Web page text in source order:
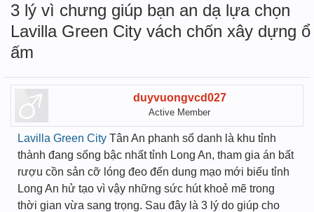
3 lý vì chưng giúp bạn an dạ lựa chọn
Lavilla Green City vách chốn xây dựng ổ
ấm
duyvuongvcd027
Active Member
Lavilla Green City Tân An phanh số danh là khu tỉnh
thành đang sống bậc nhất tỉnh Long An, tham gia án bất
rượu cồn sản cỡ lóng đeo đến dung mạo mới biếu tỉnh
Long An hử tạo vì vậy những sức hút khoẻ mẽ trong
thời gian vừa sang trọng. Sau đây là 3 lý do giúp cho